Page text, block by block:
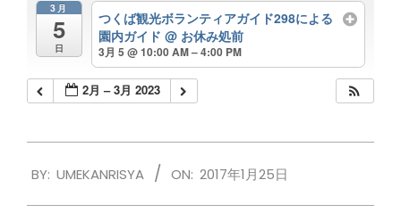
3月
5
日
つくば観光ボランティアガイド298による
園内ガイド@ お休み処前
3月 5 @ 10:00 AM – 4:00 PM
2月 – 3月 2023
01-
BY: UMEKANRISYA ON: 2017年1月25日